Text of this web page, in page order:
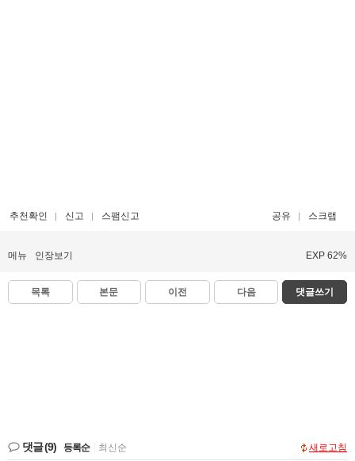
추천확인 신고 스팸신고 공유 스크랩
메뉴 인장보기 EXP 62%
목록 본문 이전 다음 댓글쓰기
댓글(9) 등록순 최신순 새로고침